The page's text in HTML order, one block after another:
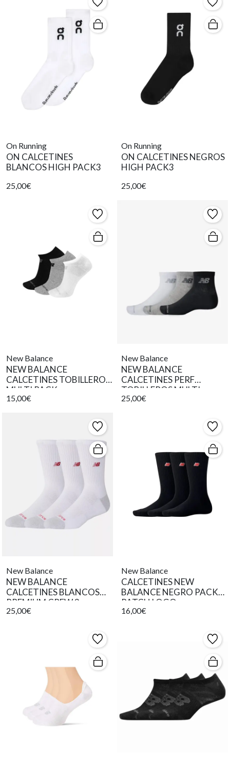
On Running
ON CALCETINES
BLANCOS HIGH PACK3
25,00€
On Running
ON CALCETINES NEGROS
HIGH PACK3
25,00€
New Balance
NEW BALANCE
CALCETINES TOBILLEROS
MULTI PACK
15,00€
New Balance
NEW BALANCE
CALCETINES PERF
TOBILLEROS MULTI
25,00€
New Balance
NEW BALANCE
CALCETINES BLANCOS
PREMIUM CREW 3
25,00€
New Balance
CALCETINES NEW
BALANCE NEGRO PACK
PATCH LOGO
16,00€